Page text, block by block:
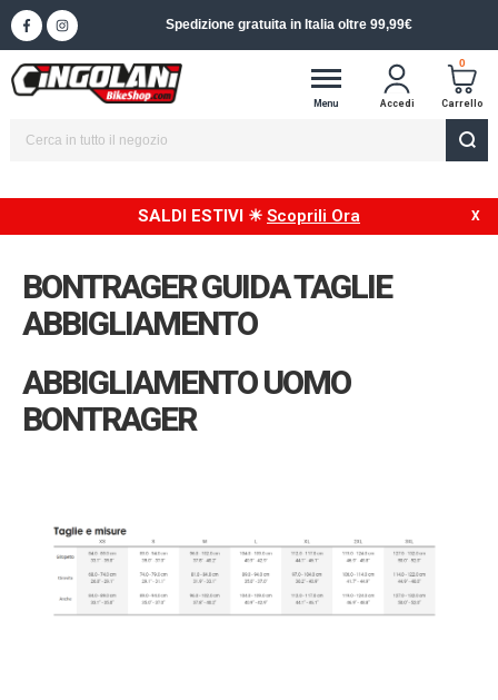
Spedizione in 24/48h in Italia
Menu Accedi
0
Carrello
SALDI ESTIVI ☀ Scoprili Ora
BONTRAGER GUIDA TAGLIE
ABBIGLIAMENTO
ABBIGLIAMENTO UOMO
BONTRAGER